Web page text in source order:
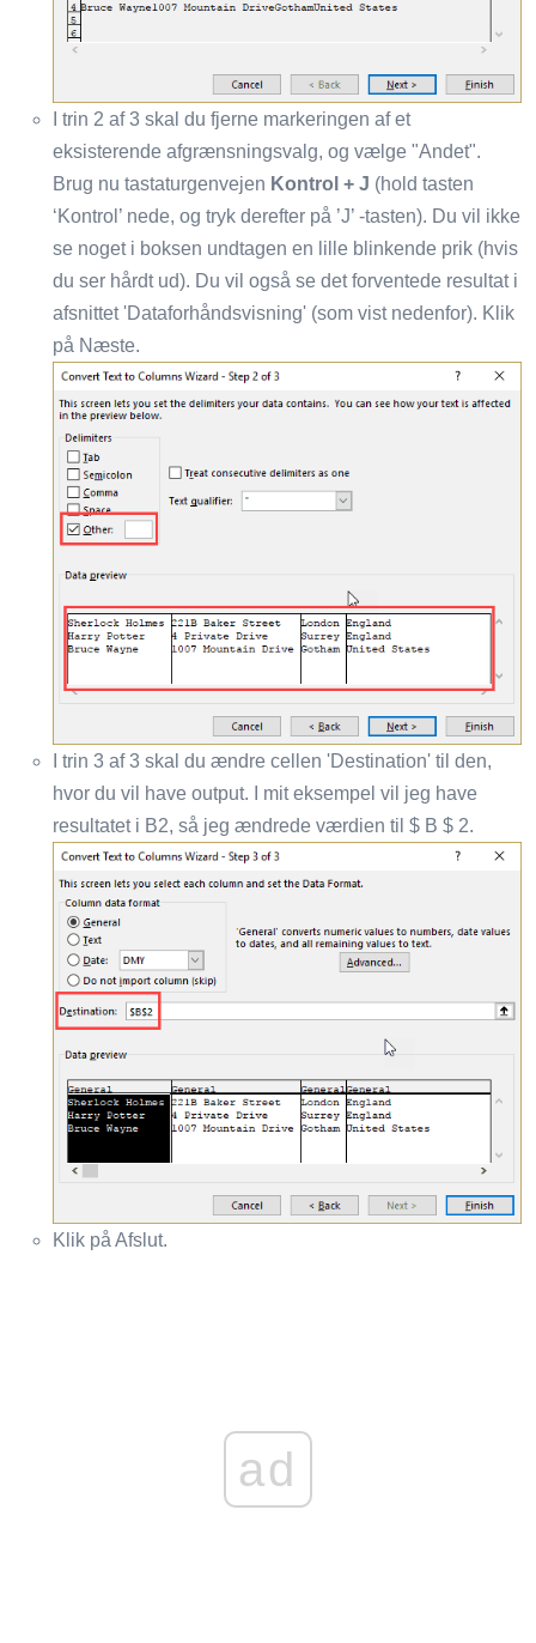
I trin 2 af 3 skal du fjerne markeringen af ​​et
eksisterende afgrænsningsvalg, og vælge "Andet".
Brug nu tastaturgenvejen Kontrol + J (hold tasten
‘Kontrol’ nede, og tryk derefter på ’J’ -tasten). Du vil ikke
se noget i boksen undtagen en lille blinkende prik (hvis
du ser hårdt ud). Du vil også se det forventede resultat i
afsnittet 'Dataforhåndsvisning' (som vist nedenfor). Klik
på Næste.
I trin 3 af 3 skal du ændre cellen 'Destination' til den,
hvor du vil have output. I mit eksempel vil jeg have
resultatet i B2, så jeg ændrede værdien til $ B $ 2.
Klik på Afslut.
ad